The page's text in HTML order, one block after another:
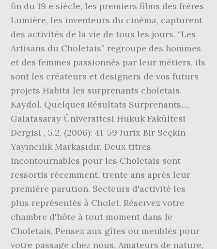
fin du 19 e siècle, les premiers films des frères
Lumière, les inventeurs du cinéma, capturent
des activités de la vie de tous les jours. “Les
Artisans du Choletais” regroupe des hommes
et des femmes passionnés par leur métiers, ils
sont les créateurs et designers de vos futurs
projets Habita les surprenants choletais.
Kaydol. Quelques Résultats Surprenants...,
Galatasaray Üniversitesi Hukuk Fakültesi
Dergisi , 5.2, (2006): 41-59 Jurix Bir Seçkin
Yayıncılık Markasıdır. Deux titres
incontournables pour les Choletais sont
ressortis récemment, trente ans après leur
première parution. Secteurs d'activité les
plus représentés à Cholet. Réservez votre
chambre d'hôte à tout moment dans le
Choletais, Pensez aux gîtes ou meublés pour
votre passage chez nous, Amateurs de nature,